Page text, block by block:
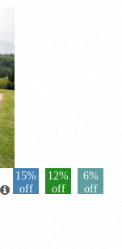
15%
off
12%
off
6%
off